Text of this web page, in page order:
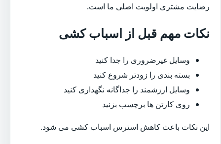
رضایت مشتری اولویت اصلی ما است.
نکات مهم قبل از اسباب کشی
وسایل غیرضروری را جدا کنید
بسته بندی را زودتر شروع کنید
وسایل ارزشمند را جداگانه نگهداری کنید
روی کارتن ها برچسب بزنید
این نکات باعث کاهش استرس اسباب کشی می شود.